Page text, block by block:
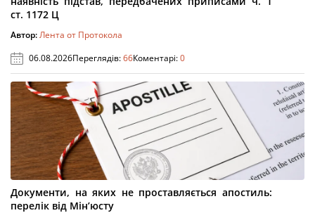
ст. 1172 Ц
Автор:Лента от Протокола
06.08.2026Переглядів:66Коментарі:0
Документи, на яких не проставляється апостиль:
перелік від Мін’юсту